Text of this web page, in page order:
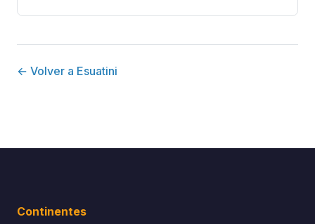
← Volver a Esuatini
Continentes